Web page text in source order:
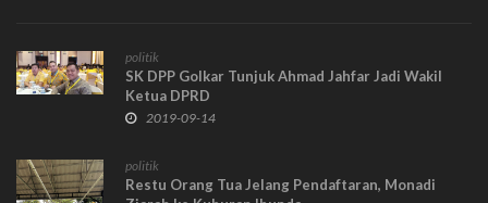
politik
SK DPP Golkar Tunjuk Ahmad Jahfar Jadi Wakil
Ketua DPRD
2019-09-14
politik
Restu Orang Tua Jelang Pendaftaran, Monadi